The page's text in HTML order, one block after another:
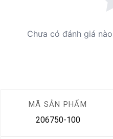
Chưa có đánh giá
MÃ SẢN PHẨM
206750-100